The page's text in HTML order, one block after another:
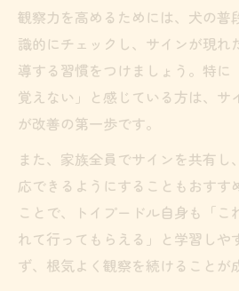
観察力を高めるためには、犬の普
識的にチェックし、サインが現れ
導する習慣をつけましょう。特に
覚えない」と感じている方は、サ
が改善の第一歩です。
また、家族全員でサインを共有し
応できるようにすることもおすす
ことで、トイプードル自身も「こ
れて行ってもらえる」と学習しや
ず、根気よく観察を続けることが